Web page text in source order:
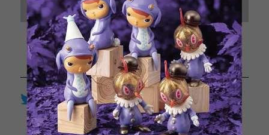
Sold out
日本国内にお住まいの方向け
Twitter LINE Facebook
通報する